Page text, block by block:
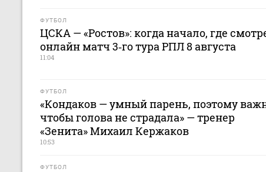
ФУТБОЛ
ЦСКА — «Ростов»: когда начало, где
онлайн матч 3‑го тура РПЛ 8 августа
11:04
ФУТБОЛ
«Кондаков — умный парень, поэтому
чтобы голова не страдала» — тренер
«Зенита» Михаил Кержаков
10:53
ФУТБОЛ